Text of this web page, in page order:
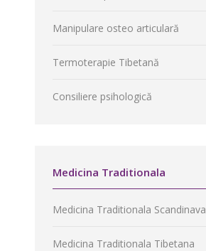
Manipulare osteo articulară
Termoterapie Tibetană
Consiliere psihologică
Medicina Traditionala
Medicina Traditionala Scandinava
Medicina Traditionala Tibetana